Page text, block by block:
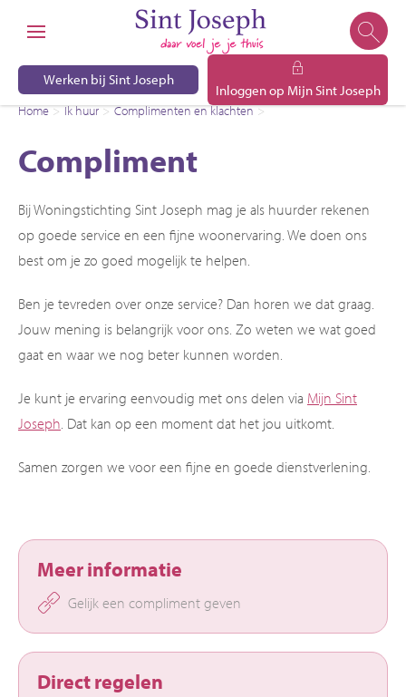
Naar de homepage
Ga naar Hoofd
Inloggen op Mijn Sint Joseph
Werken bij Sint Joseph
Home Ik huur Complimenten en klachten Compliment
Compliment
Bij Woningstichting Sint Joseph mag je als huurder rekenen
op goede service en een fijne woonervaring. We doen ons
best om je zo goed mogelijk te helpen.
Ben je tevreden over onze service? Dan horen we dat graag.
Jouw mening is belangrijk voor ons. Zo weten we wat goed
gaat en waar we nog beter kunnen worden.
Je kunt je ervaring eenvoudig met ons delen via Mijn Sint
Joseph. Dat kan op een moment dat het jou uitkomt.
Samen zorgen we voor een fijne en goede dienstverlening.
Meer informatie
Gelijk een compliment geven
Direct regelen